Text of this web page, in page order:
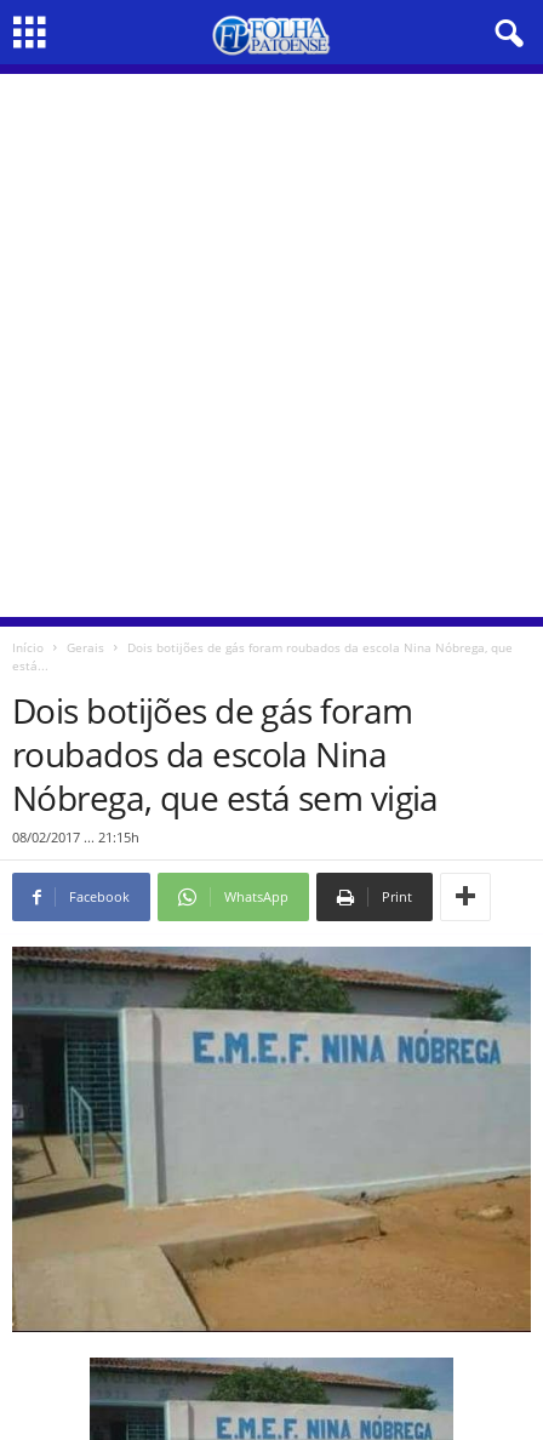
Início Gerais
Dois botijões de gás foram roubados da escola Nina Nóbrega, que
está...
Dois botijões de gás foram
roubados da escola Nina
Nóbrega, que está sem vigia
08/02/2017 ... 21:15h
Facebook WhatsApp Print